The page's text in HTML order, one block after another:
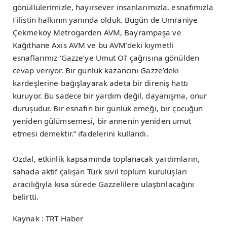
gönüllülerimizle, hayırsever insanlarımızla, esnafımızla
Filistin halkının yanında olduk. Bugün de Ümraniye
Çekmeköy Metrogarden AVM, Bayrampaşa ve
Kağıthane Axis AVM ve bu AVM’deki kıymetli
esnaflarımız ‘Gazze’ye Umut Ol’ çağrısına gönülden
cevap veriyor. Bir günlük kazancını Gazze’deki
kardeşlerine bağışlayarak adeta bir direniş hattı
kuruyor. Bu sadece bir yardım değil, dayanışma, onur
duruşudur. Bir esnafın bir günlük emeği, bir çocuğun
yeniden gülümsemesi, bir annenin yeniden umut
etmesi demektir.” ifadelerini kullandı.
Özdal, etkinlik kapsamında toplanacak yardımların,
sahada aktif çalışan Türk sivil toplum kuruluşları
aracılığıyla kısa sürede Gazzelilere ulaştırılacağını
belirtti.
Kaynak : TRT Haber